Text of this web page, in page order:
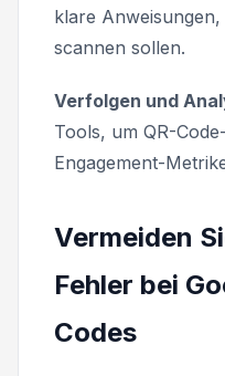
klare Anweisungen,
scannen sollen.
Verfolgen und
Tools, um QR-
Engagement-
Vermeiden
Fehler bei
Codes